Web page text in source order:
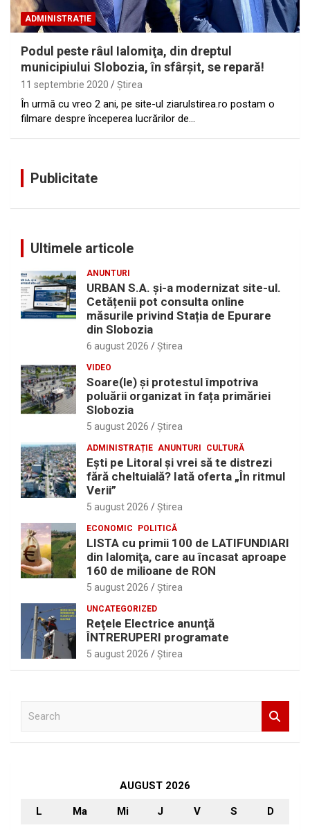
ADMINISTRAȚIE
Podul peste râul Ialomiţa, din dreptul
municipiului Slobozia, în sfârşit, se repară!
11 septembrie 2020 Ştirea
În urmă cu vreo 2 ani, pe site-ul ziarulstirea.ro postam o
filmare despre începerea lucrărilor de…
Publicitate
Ultimele articole
ANUNTURI
URBAN S.A. și-a modernizat site-ul.
Cetățenii pot consulta online
măsurile privind Stația de Epurare
din Slobozia
6 august 2026 Ştirea
VIDEO
Soare(le) și protestul împotriva
poluării organizat în fața primăriei
Slobozia
5 august 2026 Ştirea
ADMINISTRAȚIE ANUNTURI CULTURĂ
Eşti pe Litoral şi vrei să te distrezi
fără cheltuială? Iată oferta „În ritmul
Verii”
5 august 2026 Ştirea
ECONOMIC POLITICĂ
LISTA cu primii 100 de LATIFUNDIARI
din Ialomiţa, care au încasat aproape
160 de milioane de RON
5 august 2026 Ştirea
UNCATEGORIZED
Reţele Electrice anunţă
ÎNTRERUPERI programate
5 august 2026 Ştirea
AUGUST 2026
L Ma Mi J V S D